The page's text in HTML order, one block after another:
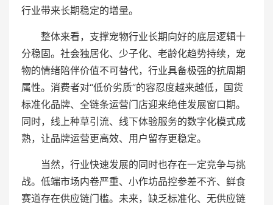
行业带来长期稳定的增量。
整体来看，支撑宠物行业长期向好的底层逻辑十
分稳固。社会独居化、少子化、老龄化趋势持续，宠
物的情绪陪伴价值不可替代，行业具备极强的抗周期
属性。消费者对“低价劣质”的容忍度越来越低，国货
标准化品牌、全链条运营门店迎来绝佳发展窗口期。
同时，线上种草引流、线下体验服务的数字化模式成
熟，让品牌运营更高效、用户留存更稳定。
当然，行业快速发展的同时也存在一定竞争与挑
战。低端市场内卷严重、小作坊品控参差不齐、鲜食
赛道存在供应链门槛。未来，缺乏标准化、无供应链